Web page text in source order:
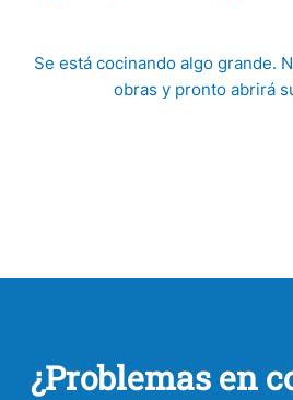
Se está cocinando algo grande.
obras y pronto abrirá
¿Problemas en